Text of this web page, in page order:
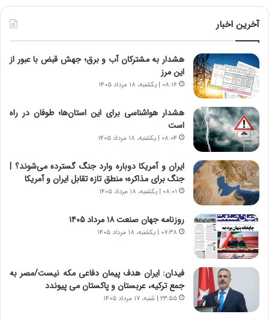
ط
و
ا
ر
ی
خ
ا
ی
ر
ا
ن
،
ه
ی
چ
گ
ا
ه
ج
ی
ن
آخرین اخبار
هشدار به مشترکان آب و برق؛ جهش قبض با عبور از
این مرز
۰۸:۱۶ | یکشنبه، ۱۸ مرداد ۱۴۰۵
هشدار هواشناسی برای این استان‌ها؛ طوفان در راه
است
۰۸:۰۴ | یکشنبه، ۱۸ مرداد ۱۴۰۵
ایران و آمریکا دوباره وارد جنگ گسترده می‌شوند؟ |
جنگ برای مذاکره؛ منطق تازه تقابل ایران و آمریکا
۰۸:۰۱ | یکشنبه، ۱۸ مرداد ۱۴۰۵
روزنامه جهان صنعت ۱۸ مرداد ۱۴۰۵
۰۷:۳۸ | یکشنبه، ۱۸ مرداد ۱۴۰۵
فیدان: ایران هدف پیمان دفاعی مکه نیست/مصر به
جمع ترکیه، عربستان و پاکستان می پیوندد
۲۳:۵۵ | شنبه، ۱۷ مرداد ۱۴۰۵